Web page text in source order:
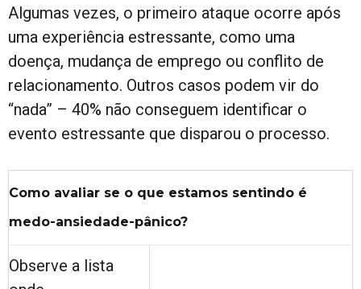
Algumas vezes, o primeiro ataque ocorre após
uma experiência estressante, como uma
doença, mudança de emprego ou conflito de
relacionamento. Outros casos podem vir do
“nada” – 40% não conseguem identificar o
evento estressante que disparou o processo.
Como avaliar se o que estamos sentindo é
medo-ansiedade-pânico?
Observe a lista